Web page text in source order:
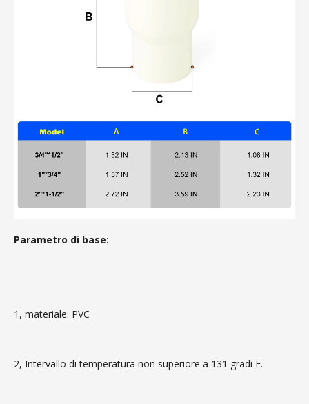
Parametro di base:
1, materiale: PVC
2, Intervallo di temperatura non superiore a 131 gradi F.